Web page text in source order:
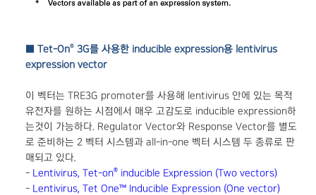
■ Tet-On®3G를 사용한 inducible expression용 lentivirus
expression vector
이 벡터는 TRE3G promoter를 사용해 lentivirus 안에 있는 목적
유전자를 원하는 시점에서 매우 고감도로 inducible expression하
는것이 가능하다. Regulator Vector와 Response Vector를 별도
로 준비하는 2 벡터 시스템과 all-in-one 벡터 시스템 두 종류로 판
매되고 있다.
- Lentivirus, Tet-on®inducible Expression (Two vectors)
- Lentivirus, Tet One™ Inducible Expression (One vector)